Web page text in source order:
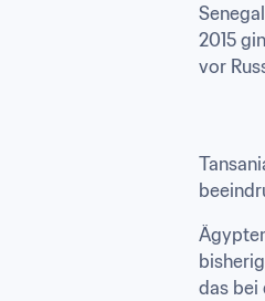
2015
vor
das bei